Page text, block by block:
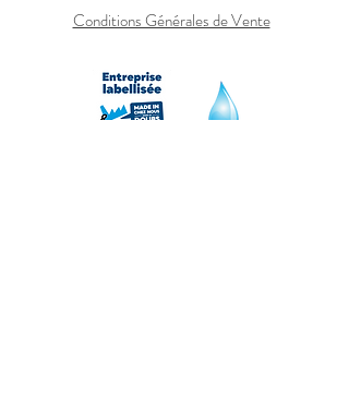
Conditions Générales de Vente